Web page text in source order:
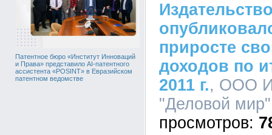
Патентное бюро «Институт Инноваций
и Права» представило AI-патентного
ассистента «POSINT» в Евразийском
патентном ведомстве
приросте
доходов по
2011 г., ООО
"Деловой